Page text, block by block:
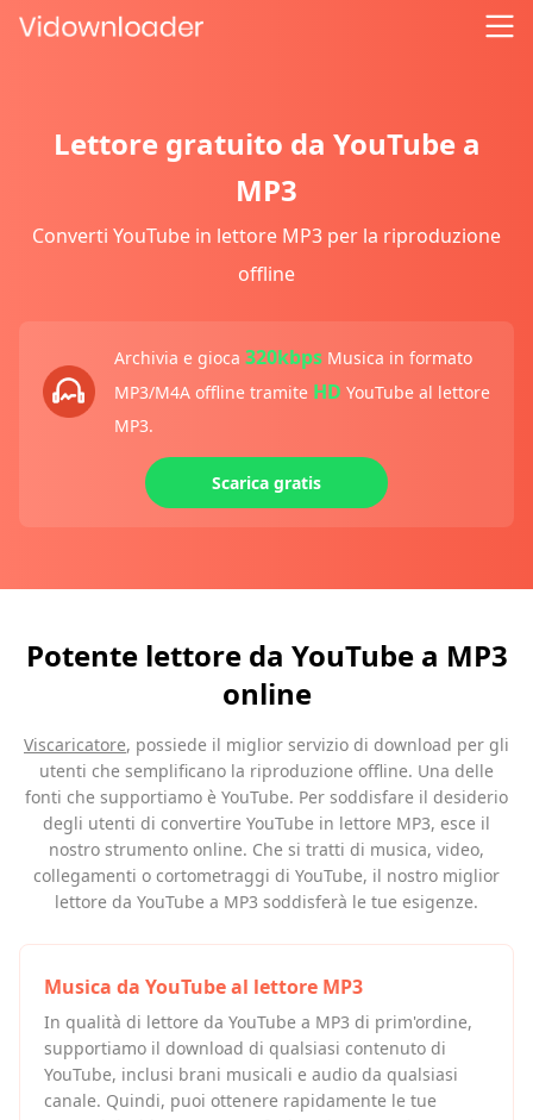
Lettore gratuito da YouTube a
MP3
Converti YouTube in lettore MP3 per la riproduzione
offline
Archivia e gioca 320kbps Musica in formato
MP3/M4A offline tramite HD YouTube al lettore
MP3.
Scarica gratis
Potente lettore da YouTube a MP3
online
Viscaricatore, possiede il miglior servizio di download per gli
utenti che semplificano la riproduzione offline. Una delle
fonti che supportiamo è YouTube. Per soddisfare il desiderio
degli utenti di convertire YouTube in lettore MP3, esce il
nostro strumento online. Che si tratti di musica, video,
collegamenti o cortometraggi di YouTube, il nostro miglior
lettore da YouTube a MP3 soddisferà le tue esigenze.
Musica da YouTube al lettore MP3
In qualità di lettore da YouTube a MP3 di prim'ordine,
supportiamo il download di qualsiasi contenuto di
YouTube, inclusi brani musicali e audio da qualsiasi
canale. Quindi, puoi ottenere rapidamente le tue